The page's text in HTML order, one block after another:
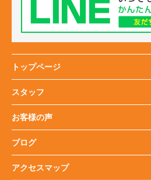
トップページ
スタッフ
お客様の声
ブログ
アクセスマップ